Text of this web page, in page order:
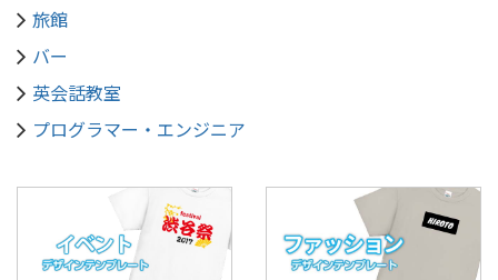
旅館
バー
英会話教室
プログラマー・エンジニア